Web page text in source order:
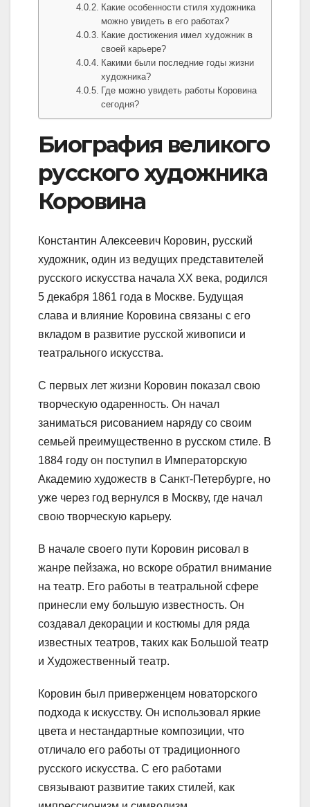
Какие особенности стиля художника
можно увидеть в его работах?
Какие достижения имел художник в
своей карьере?
Какими были последние годы жизни
художника?
Где можно увидеть работы Коровина
сегодня?
Биография великого
русского художника
Коровина
Константин Алексеевич Коровин, русский
художник, один из ведущих представителей
русского искусства начала XX века, родился
5 декабря 1861 года в Москве. Будущая
слава и влияние Коровина связаны с его
вкладом в развитие русской живописи и
театрального искусства.
С первых лет жизни Коровин показал свою
творческую одаренность. Он начал
заниматься рисованием наряду со своим
семьей преимущественно в русском стиле. В
1884 году он поступил в Императорскую
Академию художеств в Санкт-Петербурге, но
уже через год вернулся в Москву, где начал
свою творческую карьеру.
В начале своего пути Коровин рисовал в
жанре пейзажа, но вскоре обратил внимание
на театр. Его работы в театральной сфере
принесли ему большую известность. Он
создавал декорации и костюмы для ряда
известных театров, таких как Большой театр
и Художественный театр.
Коровин был приверженцем новаторского
подхода к искусству. Он использовал яркие
цвета и нестандартные композиции, что
отличало его работы от традиционного
русского искусства. С его работами
связывают развитие таких стилей, как